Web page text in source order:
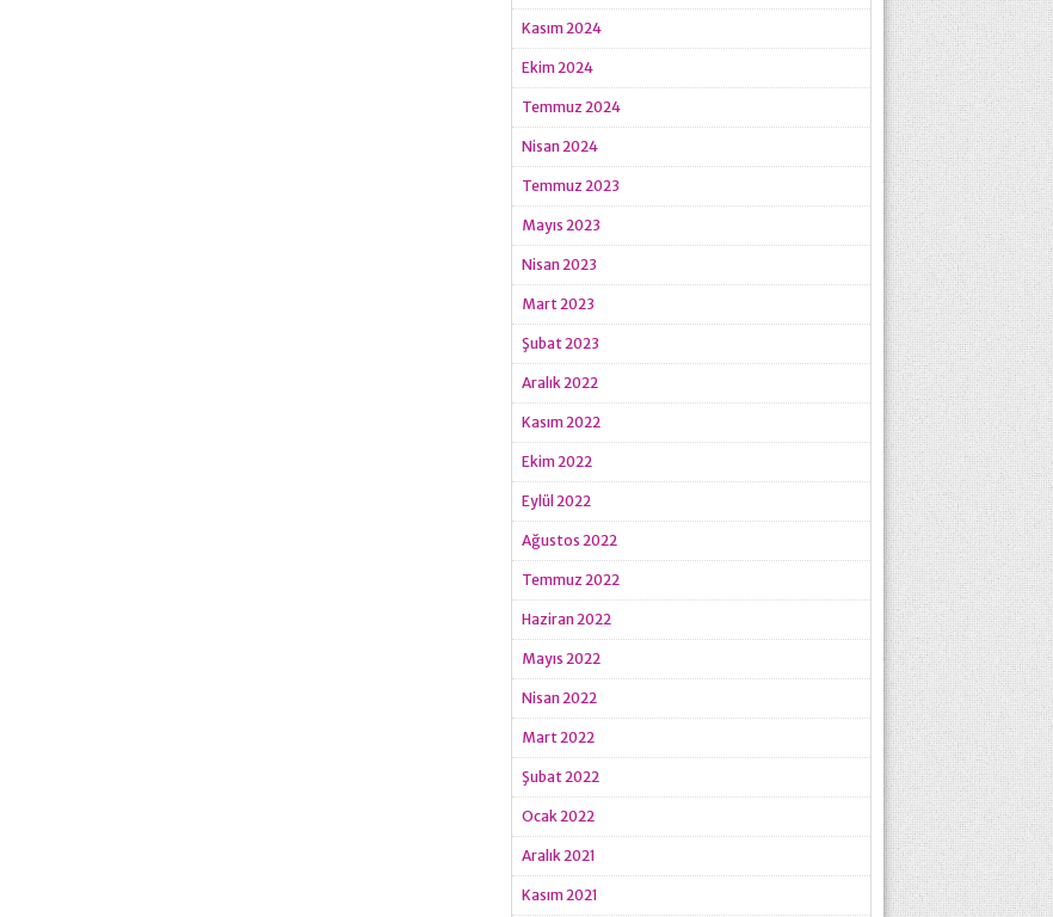
Kasım 2024
Ekim 2024
Temmuz 2024
Nisan 2024
Temmuz 2023
Mayıs 2023
Nisan 2023
Mart 2023
Şubat 2023
Aralık 2022
Kasım 2022
Ekim 2022
Eylül 2022
Ağustos 2022
Temmuz 2022
Haziran 2022
Mayıs 2022
Nisan 2022
Mart 2022
Şubat 2022
Ocak 2022
Aralık 2021
Kasım 2021